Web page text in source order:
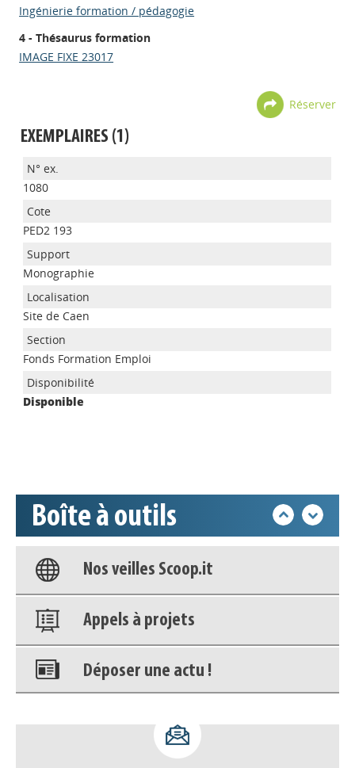
Ingénierie formation / pédagogie
4 - Thésaurus formation
IMAGE FIXE 23017
Réserver
EXEMPLAIRES (1)
1080
PED2 193
Monographie
Site de Caen
Fonds Formation Emploi
Disponible
Boîte à outils
Appels à projets
Base documentaire
Nos veilles Scoop.it
Appels à projets
Déposer une actu !
déconnecter)